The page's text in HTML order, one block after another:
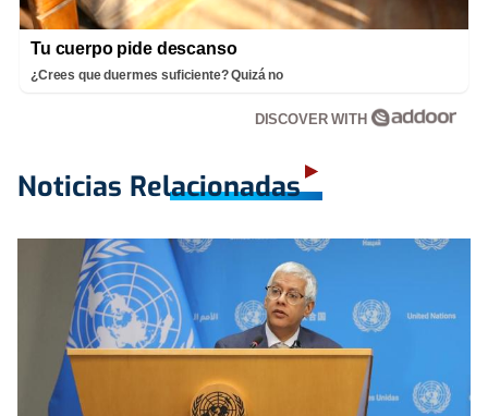
Tu cuerpo pide descanso
¿Crees que duermes suficiente? Quizá no
DISCOVER WITH
Noticias Relacionadas